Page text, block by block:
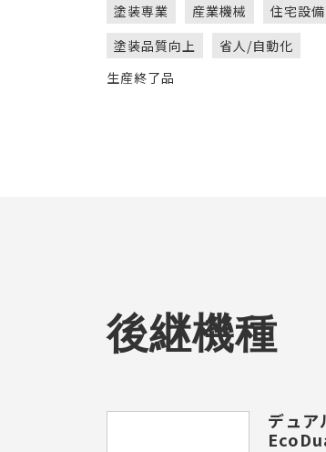
塗装専業 産業機械 住宅設備
塗装品質向上
省人/自動化
生産終了品
後継機種
デュ